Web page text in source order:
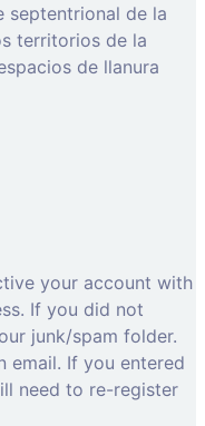
septentrional de la
territorios de la
de llanura
your account with
If you did not
junk/spam folder.
email. If you entered
need to re-register